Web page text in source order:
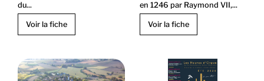
du...
Voir la fiche
en 1246 par Raymond VII,...
Voir la fiche